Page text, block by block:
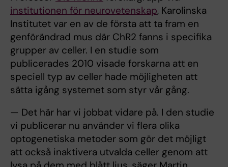
institutionen för neurovetenskap, Karolinska
Institutet var en av de första att ta fram en
genförändrad mus där ChR2 fanns i specifika
grupper av celler. I en studie som
publicerades 2010 visade forskarna att en
speciell typ av celler hade möjligheten att
sätta igång systemet som styr vår gång.
— Det här har vi jobbat vidare på. I den studie
vi publicerar nu använder vi flera olika
optogenetiska metoder som gör det möjligt
att också inaktivera utvalda celler genom att